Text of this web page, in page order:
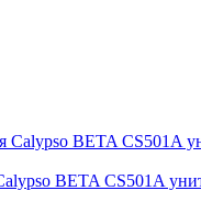
BETA CS501A